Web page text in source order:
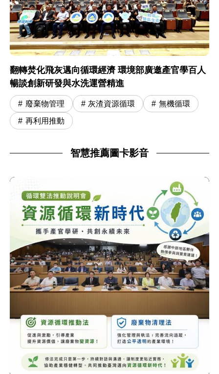
翻轉焚化飛灰邁向循環經濟 環境部廣邀產官學百人
暢談創新研發與水洗運營精進
廢棄物管理 灰渣資源循環 無機循環
再利用推動
智慧推薦圖卡影音